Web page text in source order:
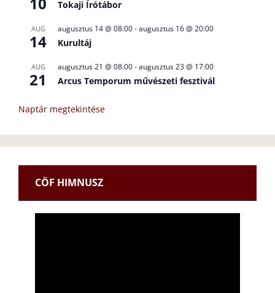
Tokaji Írótábor
AUG
14
augusztus 14 @ 08:00-augusztus 16 @ 20:00
Kurultáj
AUG
21
augusztus 21 @ 08:00-augusztus 23 @ 17:00
Arcus Temporum művészeti fesztivál
Naptár megtekintése
CÖF HIMNUSZ